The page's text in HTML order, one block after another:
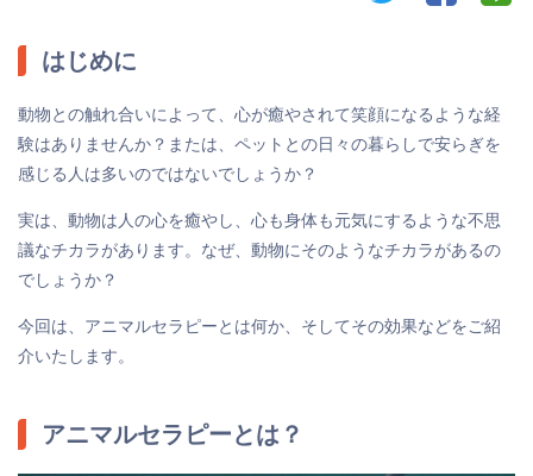
はじめに
動物との触れ合いによって、心が癒やされて笑顔になるような経
験はありませんか？または、ペットとの日々の暮らしで安らぎを
感じる人は多いのではないでしょうか？
実は、動物は人の心を癒やし、心も身体も元気にするような不思
議なチカラがあります。なぜ、動物にそのようなチカラがあるの
でしょうか？
今回は、アニマルセラピーとは何か、そしてその効果などをご紹
介いたします。
アニマルセラピーとは？